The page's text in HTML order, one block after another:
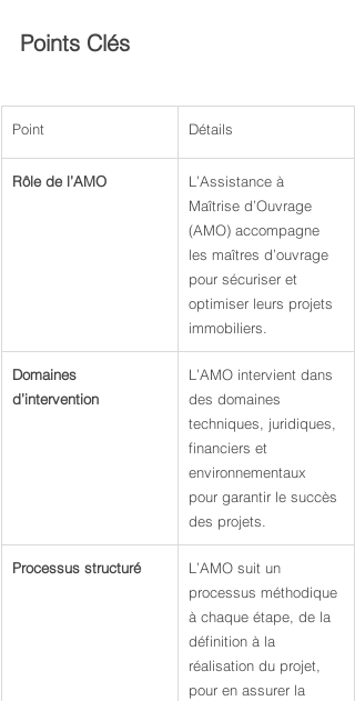
Points Clés
Point Détails
Rôle de l’AMO
L’Assistance à
Maîtrise d’Ouvrage
(AMO) accompagne
les maîtres d’ouvrage
pour sécuriser et
optimiser leurs projets
immobiliers.
Domaines
d’intervention
L’AMO intervient dans
des domaines
techniques, juridiques,
financiers et
environnementaux
pour garantir le succès
des projets.
Processus structuré
L’AMO suit un
processus méthodique
à chaque étape, de la
définition à la
réalisation du projet,
pour en assurer la